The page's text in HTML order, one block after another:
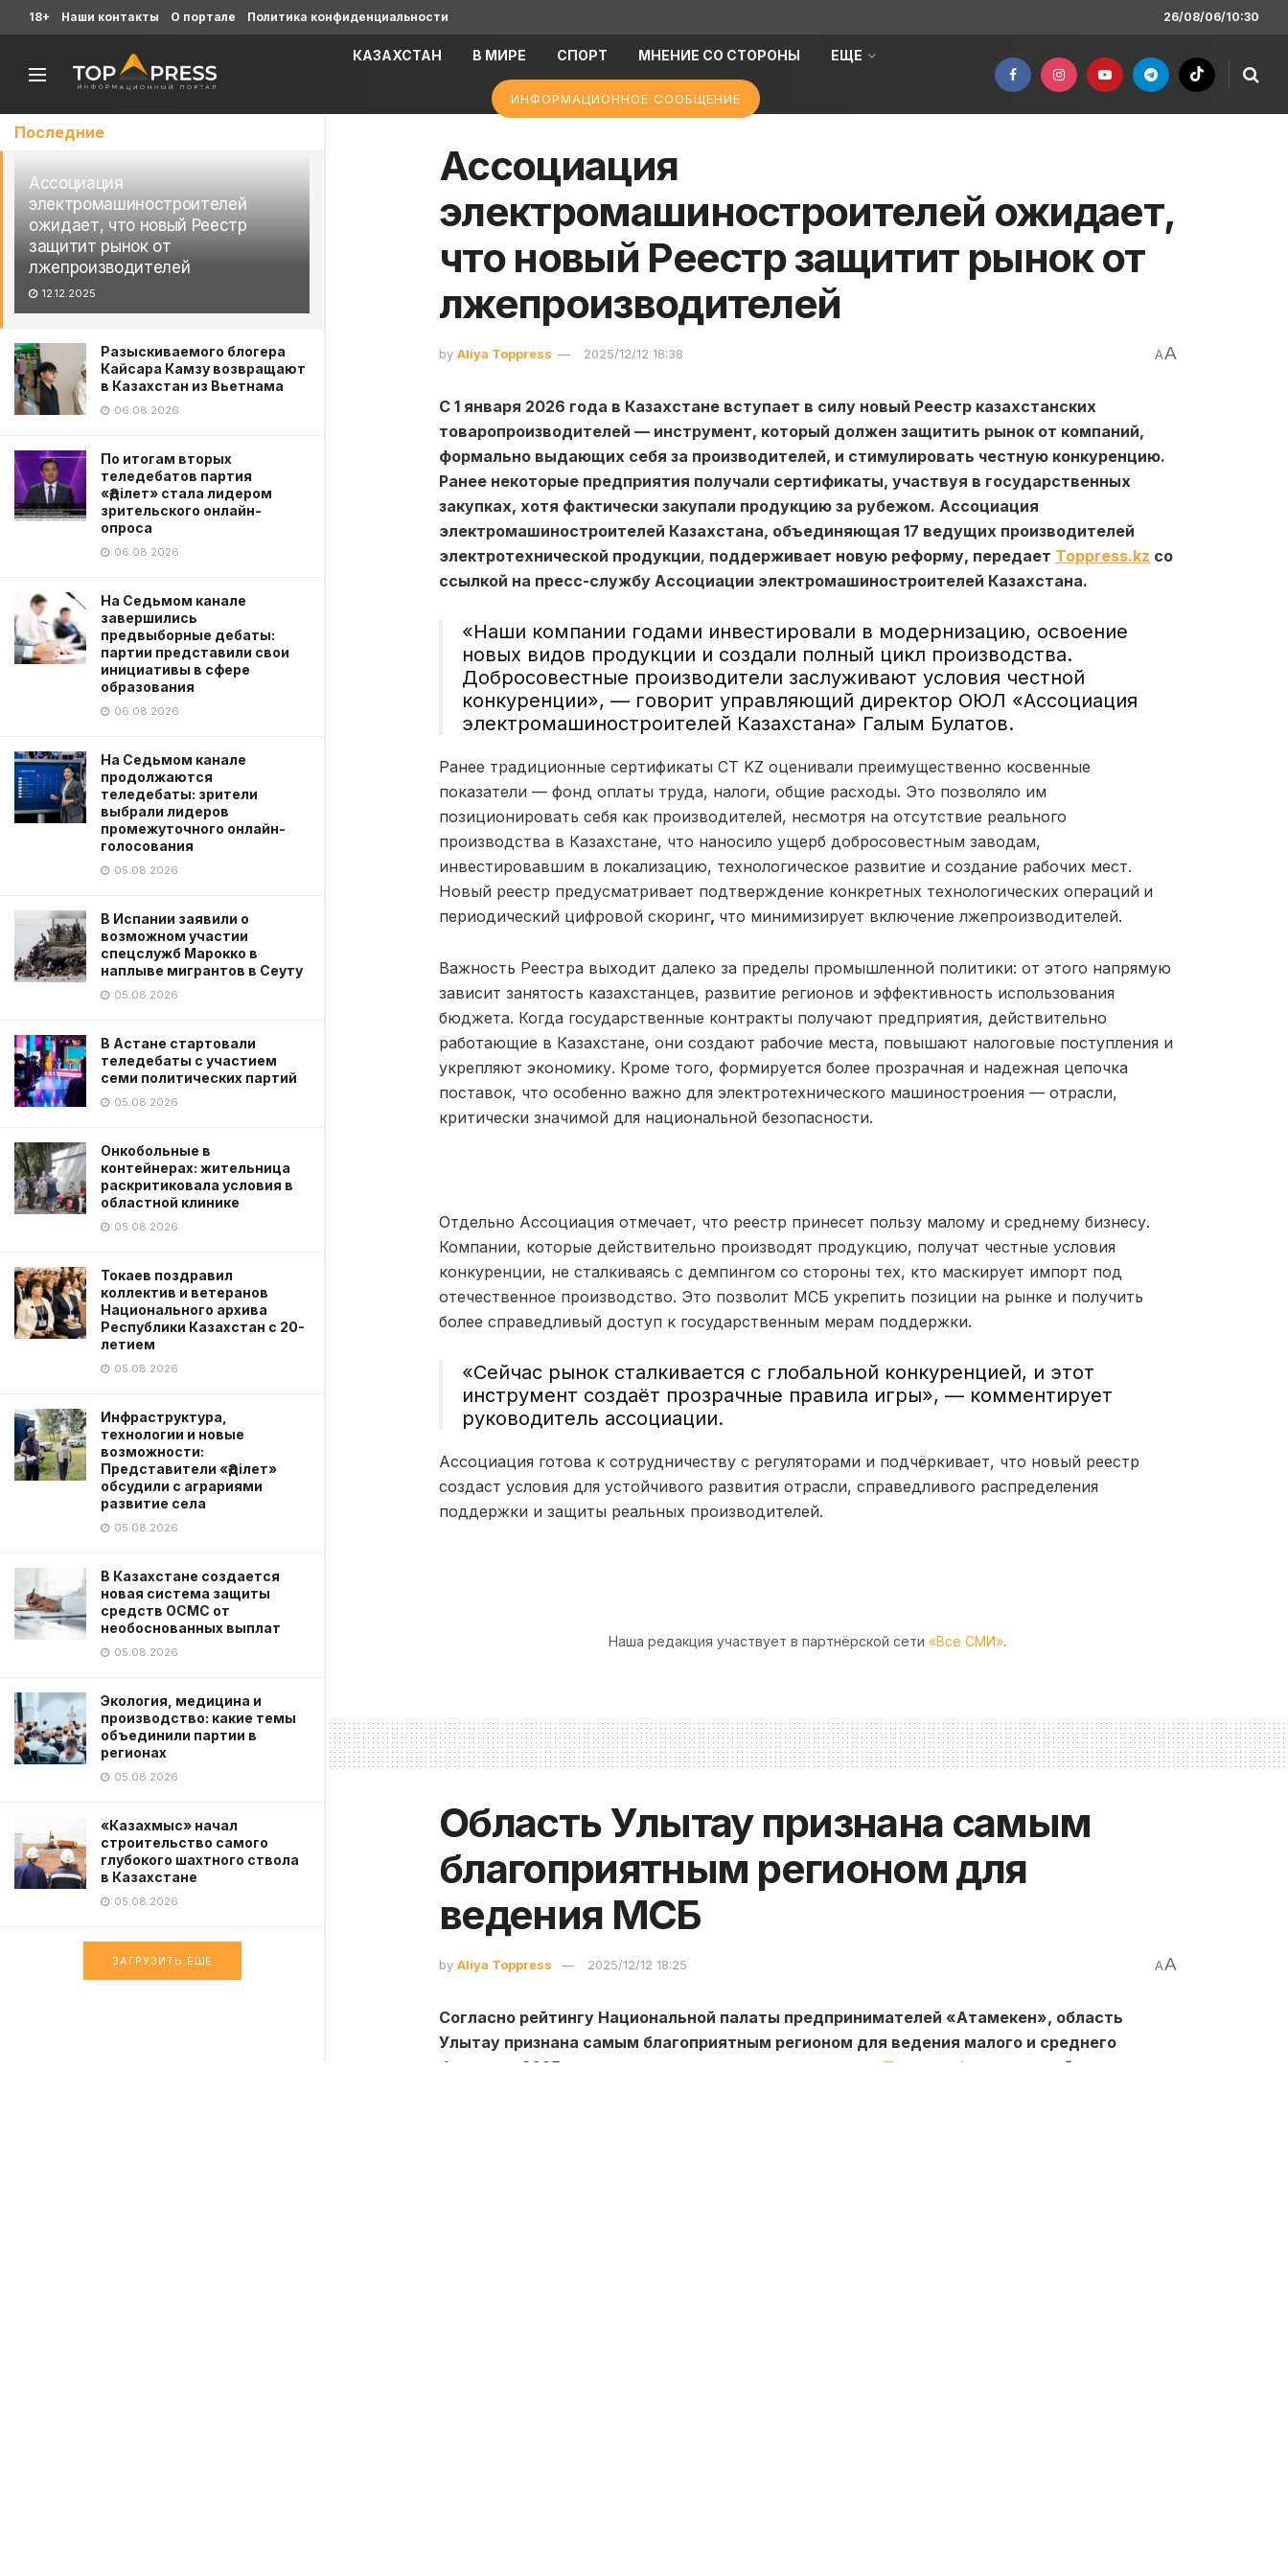
Последние
Ассоциация
электромашиностроителей
ожидает, что новый Реестр
защитит рынок от
лжепроизводителей
12.12.2025
Разыскиваемого блогера
Кайсара Камзу возвращают
в Казахстан из Вьетнама
06.08.2026
По итогам вторых
теледебатов партия
«Әділет» стала лидером
зрительского онлайн-
опроса
06.08.2026
На Седьмом канале
завершились
предвыборные дебаты:
партии представили свои
инициативы в сфере
образования
06.08.2026
На Седьмом канале
продолжаются
теледебаты: зрители
выбрали лидеров
промежуточного онлайн-
голосования
05.08.2026
В Испании заявили о
возможном участии
спецслужб Марокко в
наплыве мигрантов в Сеуту
05.08.2026
В Астане стартовали
теледебаты с участием
семи политических партий
05.08.2026
Онкобольные в
контейнерах: жительница
раскритиковала условия в
областной клинике
05.08.2026
Токаев поздравил
коллектив и ветеранов
Национального архива
Республики Казахстан с 20-
летием
05.08.2026
Инфраструктура,
технологии и новые
возможности:
Представители «Әділет»
обсудили с аграриями
развитие села
05.08.2026
В Казахстане создается
новая система защиты
средств ОСМС от
необоснованных выплат
05.08.2026
Экология, медицина и
производство: какие темы
объединили партии в
регионах
05.08.2026
«Казахмыс» начал
строительство самого
глубокого шахтного ствола
в Казахстане
05.08.2026
ЗАГРУЗИТЬ ЕЩЕ
18+ Наши контакты О портале Политика конфиденциальности 26/08/06/10:30
КАЗАХСТАН В МИРЕ СПОРТ МНЕНИЕ СО СТОРОНЫ ЕЩЕ
ИНФОРМАЦИОННОЕ СООБЩЕНИЕ
Ассоциация
электромашиностроителей ожидает,
что новый Реестр защитит рынок от
лжепроизводителей
by Aliya Toppress 2025/12/12 18:38 AA
С 1 января 2026 года в Казахстане вступает в силу новый Реестр казахстанских
товаропроизводителей — инструмент, который должен защитить рынок от компаний,
формально выдающих себя за производителей, и стимулировать честную конкуренцию.
Ранее некоторые предприятия получали сертификаты, участвуя в государственных
закупках, хотя фактически закупали продукцию за рубежом. Ассоциация
электромашиностроителей Казахстана, объединяющая 17 ведущих производителей
электротехнической продукции, поддерживает новую реформу, передает Toppress.kz со
ссылкой на пресс-службу Ассоциации электромашиностроителей Казахстана.
«Наши компании годами инвестировали в модернизацию, освоение
новых видов продукции и создали полный цикл производства.
Добросовестные производители заслуживают условия честной
конкуренции», — говорит управляющий директор ОЮЛ «Ассоциация
электромашиностроителей Казахстана» Галым Булатов.
Ранее традиционные сертификаты СТ KZ оценивали преимущественно косвенные
показатели — фонд оплаты труда, налоги, общие расходы. Это позволяло им
позиционировать себя как производителей, несмотря на отсутствие реального
производства в Казахстане, что наносило ущерб добросовестным заводам,
инвестировавшим в локализацию, технологическое развитие и создание рабочих мест.
Новый реестр предусматривает подтверждение конкретных технологических операций и
периодический цифровой скоринг, что минимизирует включение лжепроизводителей.
Важность Реестра выходит далеко за пределы промышленной политики: от этого напрямую
зависит занятость казахстанцев, развитие регионов и эффективность использования
бюджета. Когда государственные контракты получают предприятия, действительно
работающие в Казахстане, они создают рабочие места, повышают налоговые поступления и
укрепляют экономику. Кроме того, формируется более прозрачная и надежная цепочка
поставок, что особенно важно для электротехнического машиностроения — отрасли,
критически значимой для национальной безопасности.
Отдельно Ассоциация отмечает, что реестр принесет пользу малому и среднему бизнесу.
Компании, которые действительно производят продукцию, получат честные условия
конкуренции, не сталкиваясь с демпингом со стороны тех, кто маскирует импорт под
отечественное производство. Это позволит МСБ укрепить позиции на рынке и получить
более справедливый доступ к государственным мерам поддержки.
«Сейчас рынок сталкивается с глобальной конкуренцией, и этот
инструмент создаёт прозрачные правила игры», — комментирует
руководитель ассоциации.
Ассоциация готова к сотрудничеству с регуляторами и подчёркивает, что новый реестр
создаст условия для устойчивого развития отрасли, справедливого распределения
поддержки и защиты реальных производителей.
Наша редакция участвует в партнёрской сети «Все СМИ».
Область Улытау признана самым
благоприятным регионом для
ведения МСБ
by Aliya Toppress 2025/12/12 18:25 AA
Согласно рейтингу Национальной палаты предпринимателей «Атамекен», область
Улытау признана самым благоприятным регионом для ведения малого и среднего
бизнеса в 2025 году и заняла первое место, передает Toppress.kz со ссылкой на